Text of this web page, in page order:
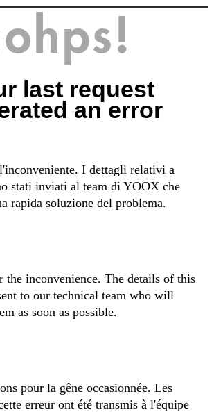
last request
an error
I dettagli relativi a
stati inviati al team di YOOX che
rapida soluzione del problema.
the inconvenience. The details of this
to our technical team who will
as soon as possible.
pour la gêne occasionnée. Les
erreur ont été transmis à l'équipe